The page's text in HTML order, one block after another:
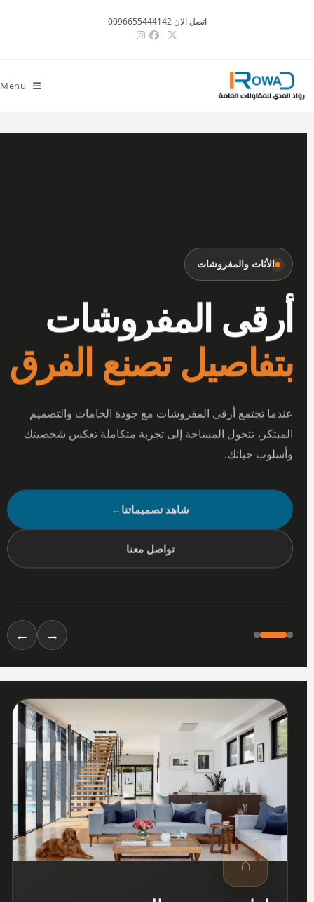
اتصل الان 0096655444142
Menu
الأثاث والمفروشات
أرقى المفروشات
بتفاصيل تصنع الفرق
عندما تجتمع أرقى المفروشات مع جودة الخامات والتصميم
المبتكر، تتحول المساحة إلى تجربة متكاملة تعكس شخصيتك
وأسلوب حياتك.
شاهد تصميماتنا←
تواصل معنا
→
←
01
⌂